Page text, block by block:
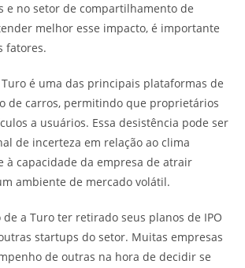
e no setor de compartilhamento de
melhor esse impacto, é importante
fatores.
é uma das principais plataformas de
de carros, permitindo que proprietários
a usuários. Essa desistência pode ser
de incerteza em relação ao clima
à capacidade da empresa de atrair
ambiente de mercado volátil.
de a Turo ter retirado seus planos de IPO
startups do setor. Muitas empresas
de outras na hora de decidir se